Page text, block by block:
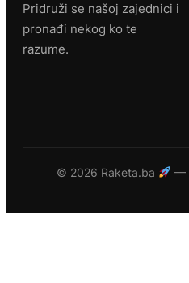
Pridruži se našoj zajednici i
pronađi nekog ko te
razume.
© 2026 Raketa.ba —